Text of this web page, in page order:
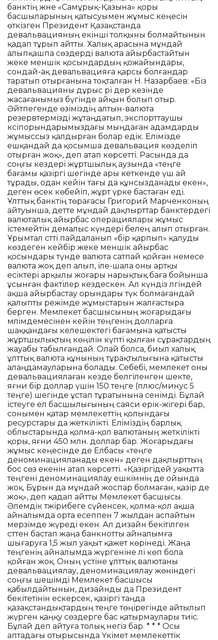
банктің және «Самұрық-Қазына» қоры
басшыларының қатысуымен жұмыс кеңесін
өткізген Президент Қазақстанда
девальвацияның екінші толқыны болмайтынын
қадап тұрып айтты. Халық арасына мұндай
алыпқашпа сөздерді валюта айырбастайтын
жеке меншік қосындардың қожайындары,
сондай-ақ девальвацияға қарсы болғандар
таратып отырғанына тоқталған Н. Назарбаев: «Біз
девальвацияны дұрыс әрі дер кезінде
жасағанымыз бүгінде айқын болып отыр.
Әйтпегенде өзіміздің алтын-валюта
резервтермізді жұтаңдатып, экспорттаушы
кәсіпорындарымыздағы мыңдаған адамдарды
жұмыссыз қалдырған болар едік. Елімізде
ешқандай да қосымша девальвация көзделіп
отырған жоқ», деп атап көрсетті. Расында да
соңғы кездері жұртшылық аузында «теңге
бағамы қазіргі шегінде ары кеткенде үш ай
тұрады, одан кейін тағы да құнсызданады екен»,
деген өсек көбейіп, жұрт үрке бастаған еді.
Ұлттық банктің төрағасы Григорий Марченконың
айтуынша, әдетте мұндай дақпырттар банктердегі
валюталық айырбас операциялары жұмыс
істемейтін демалыс күндері белең алып отырған.
Ұрымтал сәтті пайдаланып «бір қарпып» қалуды
көздеген кейбір жеке меншік айырбас
қосындары түнде валюта сатпай қойған немесе
валюта жоқ деп алып, іле-шала оны артқы
есіктері арқылы жоғары нарықтық баға бойынша
ұсынған фактілер кездескен. Ал күндіз әлгіндей
ақша айырбастау орындары түк болмағандай
қалыпты режімде жұмыстарын жалғастыра
берген. Мемлекет басшысының жоғарыдағы
мәлімдемесінен кейін теңгенің долларға
шаққандағы келешектегі бағамына қатысты
жұртшылықтың көңілін күпті қылған сұрақтардың
жауабы табылғандай. Олай болса, биыл халық
ұлттық валюта құнының тұрақтылығына қатысты
алаңдамауларына болады. Себебі, мемлекет оны
девальвациялаған кезде белгіленген шекте,
яғни бір доллар үшін 150 теңге (плюс/минус 5
теңге) шегінде ұстап тұратынына сенімді. Бұлай
істеуге ел басшылығының саяси ерік-жігері бар,
сонымен қатар мемлекеттің қолындағы
ресурстары да жеткілікті. Еліміздің барлық
облыстарында қолма-қол валютаның жеткілікті
қоры, яғни 450 млн. доллар бар. Жоғарыдағы
жұмыс кеңесінде де Елбасы «теңге
деноминацияланады екен» деген дақпырттың
бос сөз екенін атап көрсетті. «Қазіргідей уақытта
теңгені деноминациялау ешкімнің де ойында
жоқ. Бұрын да мұндай жоспар болмаған, қазір де
жоқ», деп қадап айтты Мемлекет басшысы.
Әлемдік тәжірибеге сүйенсек, қолма-қол ақша
айналымда орта есеппен 7 жылдан аспайтын
мерзімде жүреді екен. Ал дизайн бекітілген
сәттен бастап жаңа банкнотты айналымға
шығаруға 1,5 жыл уақыт қажет көрінеді. Жаңа
теңгенің айналымда жүргеніне әлі көп бола
қойған жоқ. Оның үстіне ұлттық валютаны
девальвациялау, деноминациялау жөніндегі
соңғы шешімді Мемлекет басшысы
қабылдайтынын, дизайнды да Президент
бекітетінін ескерсек, қазіргі таңда
қазақстандықтардың теңге төңірегінде айтылып
жүрген қаңқу сөздерге бас қатырмаулары тиіс.
Бұлай деп айтуға толық негіз бар. * * * Осы
аптадағы отырысында Үкімет мемлекеттік